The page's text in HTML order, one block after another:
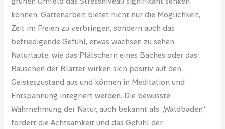
können. Gartenarbeit bietet nicht nur die Möglichkeit,
Zeit im Freien zu verbringen, sondern auch das
befriedigende Gefühl, etwas wachsen zu sehen.
Naturlaute, wie das Plätschern eines Baches oder das
Rauschen der Blätter, wirken sich positiv auf den
Geisteszustand aus und können in Meditation und
Entspannung integriert werden. Die bewusste
Wahrnehmung der Natur, auch bekannt als „Waldbaden“,
fördert die Achtsamkeit und das Gefühl der